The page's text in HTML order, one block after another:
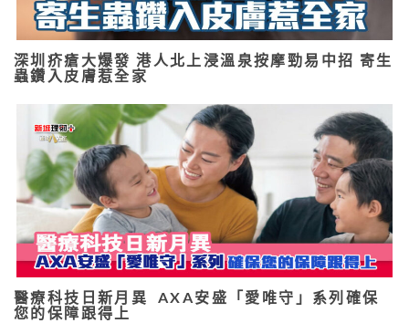
深圳疥瘡大爆發 港人北上浸溫泉按摩勁易中招 寄生
蟲鑽入皮膚惹全家
醫療科技日新月異 AXA安盛「愛唯守」系列確保
您的保障跟得上